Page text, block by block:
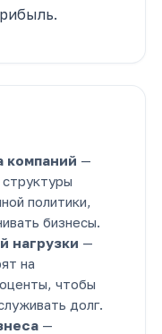
компаний —
политики,
бизнесы.
нагрузки —
на
чтобы
долг.
—